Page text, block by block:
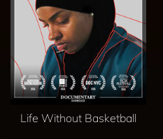
Life Without Basketball